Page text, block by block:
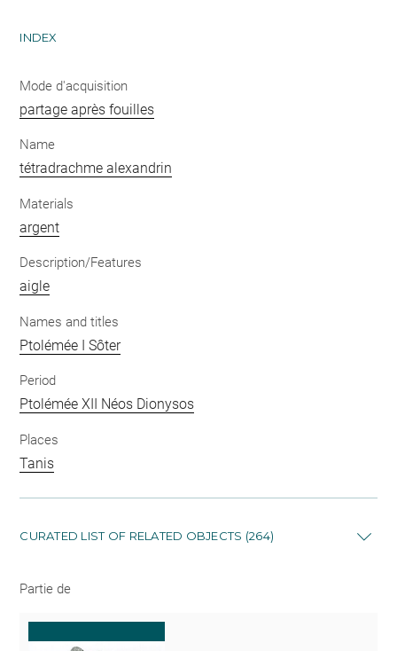
INDEX
Mode d'acquisition
partage après fouilles
Name
tétradrachme alexandrin
Materials
argent
Description/Features
aigle
Names and titles
Ptolémée I Sôter
Period
Ptolémée XII Néos Dionysos
Places
Tanis
CURATED LIST OF RELATED OBJECTS (264)
Partie de